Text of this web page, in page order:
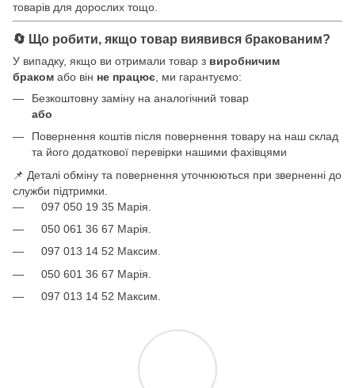
товарів для дорослих тощо.
🔄 Що робити, якщо товар виявився бракованим?
У випадку, якщо ви отримали товар з виробничим
браком або він не працює , ми гарантуємо:
Безкоштовну заміну на аналогічний товар
або
Повернення коштів після повернення товару на наш склад
та його додаткової перевірки нашими фахівцями
📌 Деталі обміну та повернення уточнюються при зверненні до
служби підтримки.
097 050 19 35 Марія.
050 061 36 67 Марія.
097 013 14 52 Максим.
050 601 36 67 Марія.
097 013 14 52 Максим.